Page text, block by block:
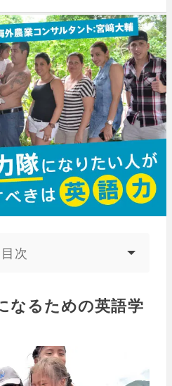
目次
なるための英語学